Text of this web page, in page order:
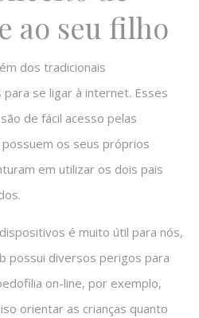
ao seu filho
dos tradicionais
se ligar à internet. Esses
de fácil acesso pelas
possuem os seus próprios
em utilizar os dois pais
é muito útil para nós,
possui diversos perigos para
on-line, por exemplo,
orientar as crianças quanto